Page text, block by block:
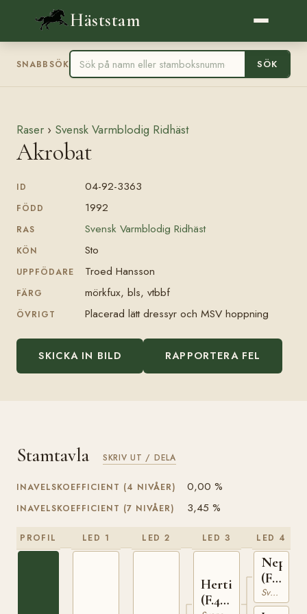
Häststam
SNABBSÖK SÖK
Raser › Svensk Varmblodig Ridhäst
Akrobat
ID 04-92-3363
FÖDD 1992
RAS Svensk Varmblodig Ridhäst
KÖN Sto
UPPFÖDARE Troed Hansson
FÄRG mörkfux, bls, vtbbf
ÖVRIGT Placerad lätt dressyr och MSV hoppning
SKICKA IN BILD RAPPORTERA FEL
Stamtavla SKRIV UT / DELA
INAVELSKOEFFICIENT (4 NIVÅER) 0,00 %
INAVELSKOEFFICIENT (7 NIVÅER) 3,45 %
PROFIL LED 1 LED 2 LED 3
Hertigen
(F.4)
LED 4
Nepal
(F.2)
390
Svensk Varmblodig Ridhäst